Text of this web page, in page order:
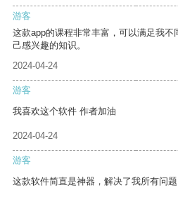
游客
这款app的课程非常丰富，可以满足我不
己感兴趣的知识。
2024-04-24
游客
我喜欢这个软件 作者加油
2024-04-24
游客
这款软件简直是神器，解决了我所有问题